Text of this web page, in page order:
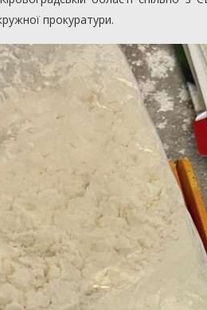
прокуратури.